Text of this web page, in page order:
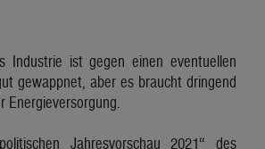
Industrie ist gegen einen eventuellen
gewappnet, aber es braucht dringend
Energieversorgung.
Jahresvorschau 2021“ des